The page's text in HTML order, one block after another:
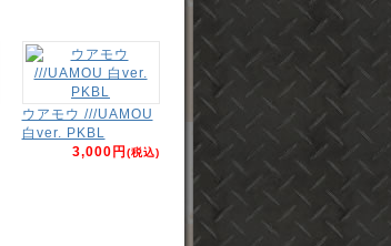
ウアモウ ///UAMOU
白ver. PKBL
3,000円(税込)